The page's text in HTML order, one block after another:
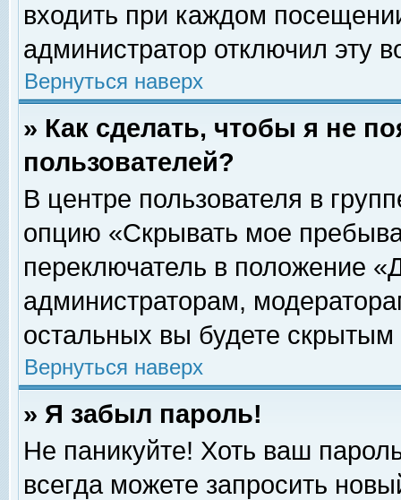
входить при каждом
администратор отключил эту
Вернуться наверх
» Как сделать, чтобы я не
пользователей?
В центре пользователя в
опцию «Скрывать мое
переключатель в положение
администраторам,
остальных вы будете скрытым
Вернуться наверх
» Я забыл пароль!
Не паникуйте! Хоть ваш
всегда можете запросить